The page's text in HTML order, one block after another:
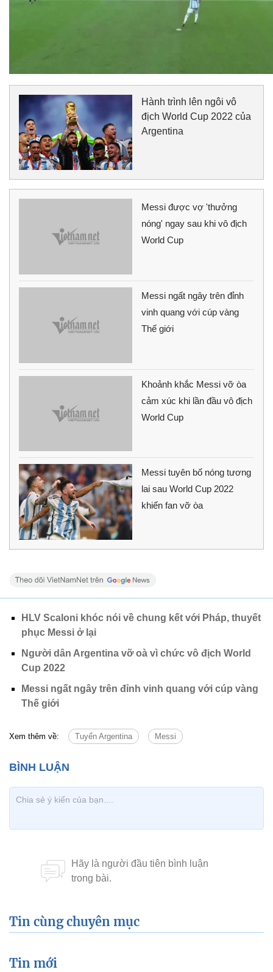
Hành trình lên ngôi vô
địch World Cup 2022 của
Argentina
Messi được vợ 'thưởng
nóng' ngay sau khi vô địch
World Cup
Messi ngất ngây trên đỉnh
vinh quang với cúp vàng
Thế giới
Khoảnh khắc Messi vỡ òa
cảm xúc khi lần đầu vô địch
World Cup
Messi tuyên bố nóng tương
lai sau World Cup 2022
khiến fan vỡ òa
HLV Scaloni khóc nói về chung kết với Pháp, thuyết
phục Messi ở lại
Người dân Argentina vỡ oà vì chức vô địch World
Cup 2022
Messi ngất ngây trên đỉnh vinh quang với cúp vàng
Thế giới
Xem thêm về: Tuyển Argentina Messi
Tin cùng chuyên mục
Tin mới